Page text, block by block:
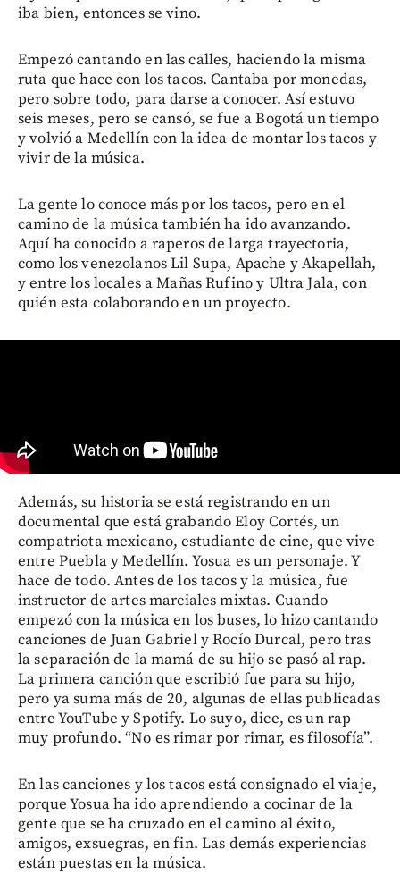
iba bien, entonces se vino.
Empezó cantando en las calles, haciendo la misma
ruta que hace con los tacos. Cantaba por monedas,
pero sobre todo, para darse a conocer. Así estuvo
seis meses, pero se cansó, se fue a Bogotá un tiempo
y volvió a Medellín con la idea de montar los tacos y
vivir de la música.
La gente lo conoce más por los tacos, pero en el
camino de la música también ha ido avanzando.
Aquí ha conocido a raperos de larga trayectoria,
como los venezolanos Lil Supa, Apache y Akapellah,
y entre los locales a Mañas Rufino y Ultra Jala, con
quién esta colaborando en un proyecto.
Además, su historia se está registrando en un
documental que está grabando Eloy Cortés, un
compatriota mexicano, estudiante de cine, que vive
entre Puebla y Medellín. Yosua es un personaje. Y
hace de todo. Antes de los tacos y la música, fue
instructor de artes marciales mixtas. Cuando
empezó con la música en los buses, lo hizo cantando
canciones de Juan Gabriel y Rocío Durcal, pero tras
la separación de la mamá de su hijo se pasó al rap.
La primera canción que escribió fue para su hijo,
pero ya suma más de 20, algunas de ellas publicadas
entre YouTube y Spotify. Lo suyo, dice, es un rap
muy profundo. “No es rimar por rimar, es filosofía”.
En las canciones y los tacos está consignado el viaje,
porque Yosua ha ido aprendiendo a cocinar de la
gente que se ha cruzado en el camino al éxito,
amigos, exsuegras, en fin. Las demás experiencias
están puestas en la música.